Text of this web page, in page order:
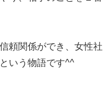
頼関係ができ、女性社
いう物語です^^